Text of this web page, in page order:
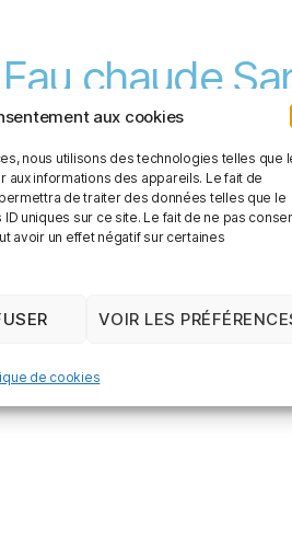
aux cookies
nous utilisons des technologies telles que
informations des appareils. Le fait de
de traiter des données telles que le
uniques sur ce site. Le fait de ne pas
avoir un effet négatif sur certaines
VOIR LES
de cookies
chaude
Electricité
Electricité
contact@castaing-